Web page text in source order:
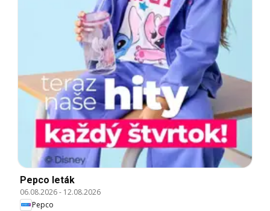
Pepco leták
06.08.2026- 12.08.2026
Pepco